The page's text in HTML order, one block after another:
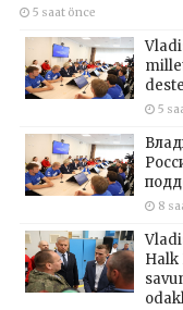
5 saat önce
5
8
Halk